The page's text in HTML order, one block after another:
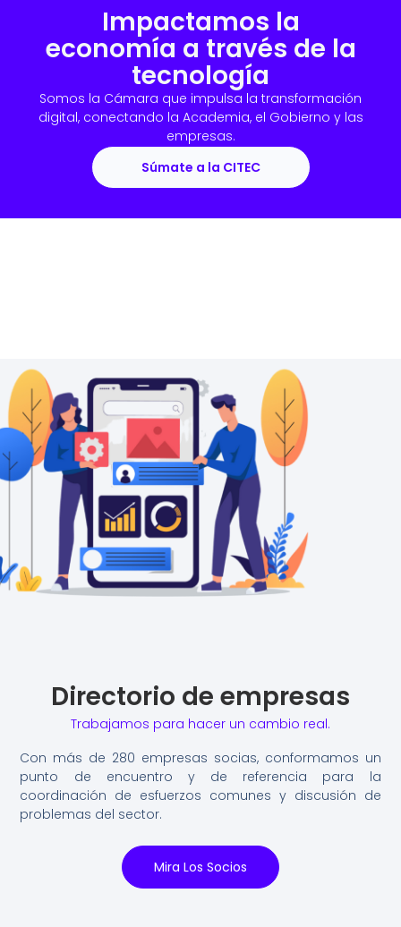
Impactamos la
economía a través de la
tecnología
Somos la Cámara que impulsa la transformación
digital, conectando la Academia, el Gobierno y las
empresas.
Súmate a la CITEC
Directorio de empresas
Trabajamos para hacer un cambio real.
Con más de 280 empresas socias, conformamos un
punto de encuentro y de referencia para la
coordinación de esfuerzos comunes y discusión de
problemas del sector.
Mira Los Socios